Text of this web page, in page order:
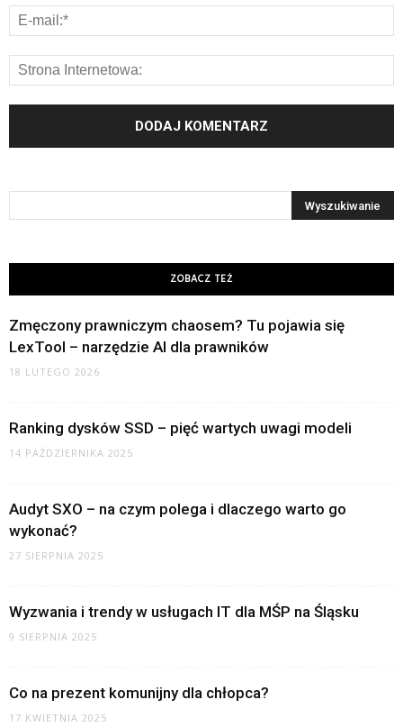
ZOBACZ TEŻ
Zmęczony prawniczym chaosem? Tu pojawia się
LexTool – narzędzie AI dla prawników
18 LUTEGO 2026
Ranking dysków SSD – pięć wartych uwagi modeli
14 PAŹDZIERNIKA 2025
Audyt SXO – na czym polega i dlaczego warto go
wykonać?
27 SIERPNIA 2025
Wyzwania i trendy w usługach IT dla MŚP na Śląsku
9 SIERPNIA 2025
Co na prezent komunijny dla chłopca?
17 KWIETNIA 2025